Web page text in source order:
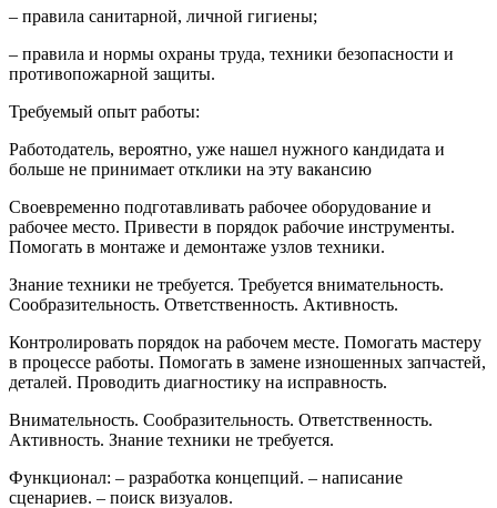
– правила санитарной, личной гигиены;
– правила и нормы охраны труда, техники безопасности и
противопожарной защиты.
Требуемый опыт работы:
Работодатель, вероятно, уже нашел нужного кандидата и
больше не принимает отклики на эту вакансию
Своевременно подготавливать рабочее оборудование и
рабочее место. Привести в порядок рабочие инструменты.
Помогать в монтаже и демонтаже узлов техники.
Знание техники не требуется. Требуется внимательность.
Сообразительность. Ответственность. Активность.
Контролировать порядок на рабочем месте. Помогать мастеру
в процессе работы. Помогать в замене изношенных запчастей,
деталей. Проводить диагностику на исправность.
Внимательность. Сообразительность. Ответственность.
Активность. Знание техники не требуется.
Функционал: – разработка концепций. – написание
сценариев. – поиск визуалов.